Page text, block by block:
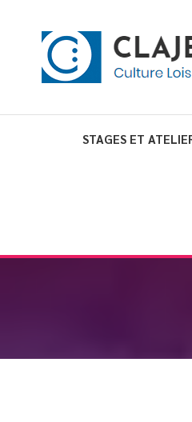
Claje
STAGES ET